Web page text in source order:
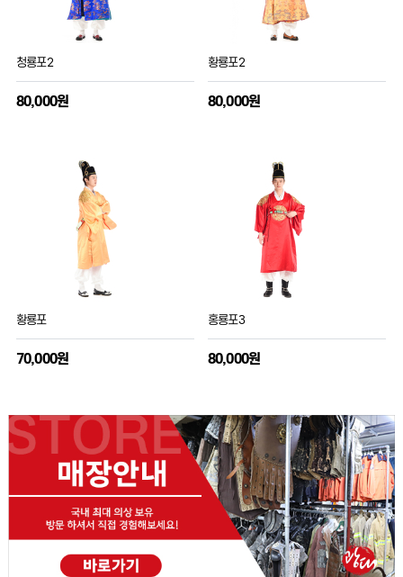
청룡포2
80,000원
황룡포2
80,000원
황룡포
70,000원
홍룡포3
80,000원